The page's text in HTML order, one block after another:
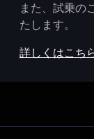
また、試乗の
たします。
詳しくはこち